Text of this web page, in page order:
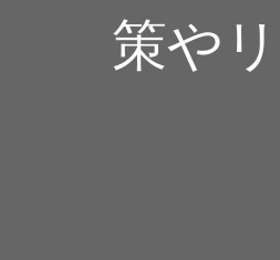
策や